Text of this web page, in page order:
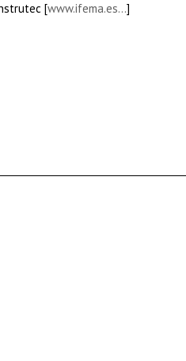
[www.ifema.es…]